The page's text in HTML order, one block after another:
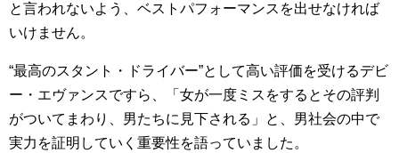
と言われないよう、ベストパフォーマンスを出せなければ
いけません。
“最高のスタント・ドライバー”として高い評価を受けるデビ
ー・エヴァンスですら、「女が一度ミスをするとその評判
がついてまわり、男たちに見下される」と、男社会の中で
実力を証明していく重要性を語っていました。